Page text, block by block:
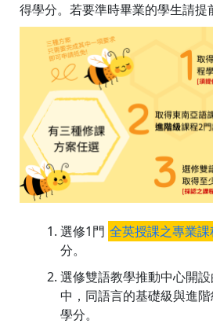
得學分。若要準時畢業的學生請提
選修1門 全英授課之專業課
分。
選修雙語教學推動中心開設
中，同語言的基礎級與進
學分。